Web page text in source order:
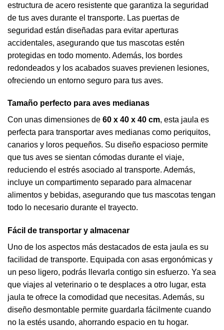
estructura de acero resistente que garantiza la seguridad
de tus aves durante el transporte. Las puertas de
seguridad están diseñadas para evitar aperturas
accidentales, asegurando que tus mascotas estén
protegidas en todo momento. Además, los bordes
redondeados y los acabados suaves previenen lesiones,
ofreciendo un entorno seguro para tus aves.
Tamaño perfecto para aves medianas
Con unas dimensiones de 60 x 40 x 40 cm, esta jaula es
perfecta para transportar aves medianas como periquitos,
canarios y loros pequeños. Su diseño espacioso permite
que tus aves se sientan cómodas durante el viaje,
reduciendo el estrés asociado al transporte. Además,
incluye un compartimento separado para almacenar
alimentos y bebidas, asegurando que tus mascotas tengan
todo lo necesario durante el trayecto.
Fácil de transportar y almacenar
Uno de los aspectos más destacados de esta jaula es su
facilidad de transporte. Equipada con asas ergonómicas y
un peso ligero, podrás llevarla contigo sin esfuerzo. Ya sea
que viajes al veterinario o te desplaces a otro lugar, esta
jaula te ofrece la comodidad que necesitas. Además, su
diseño desmontable permite guardarla fácilmente cuando
no la estés usando, ahorrando espacio en tu hogar.